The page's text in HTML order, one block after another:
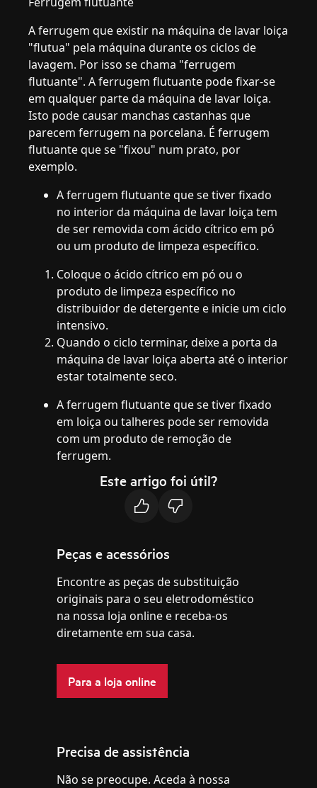
A ferrugem que existir na máquina de lavar loiça
"flutua" pela máquina durante os ciclos de
lavagem. Por isso se chama "ferrugem
flutuante". A ferrugem flutuante pode fixar-se
em qualquer parte da máquina de lavar loiça.
Isto pode causar manchas castanhas que
parecem ferrugem na porcelana. É ferrugem
flutuante que se "fixou" num prato, por
exemplo.
A ferrugem flutuante que se tiver fixado
no interior da máquina de lavar loiça tem
de ser removida com ácido cítrico em pó
ou um produto de limpeza específico.
Coloque o ácido cítrico em pó ou o
produto de limpeza específico no
distribuidor de detergente e inicie um ciclo
intensivo.
Quando o ciclo terminar, deixe a porta da
máquina de lavar loiça aberta até o interior
estar totalmente seco.
A ferrugem flutuante que se tiver fixado
em loiça ou talheres pode ser removida
com um produto de remoção de
ferrugem.
Este artigo foi útil?
Peças e acessórios
Encontre as peças de substituição
originais para o seu eletrodoméstico
na nossa loja online e receba-os
diretamente em sua casa.
Para a loja online
Precisa de assistência
Não se preocupe. Aceda à nossa